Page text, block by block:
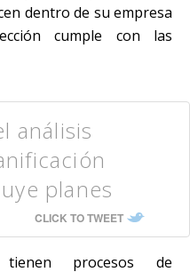
dentro de su empresa
cumple con las
análisis
planes
CLICK TO TWEET
tienen procesos de